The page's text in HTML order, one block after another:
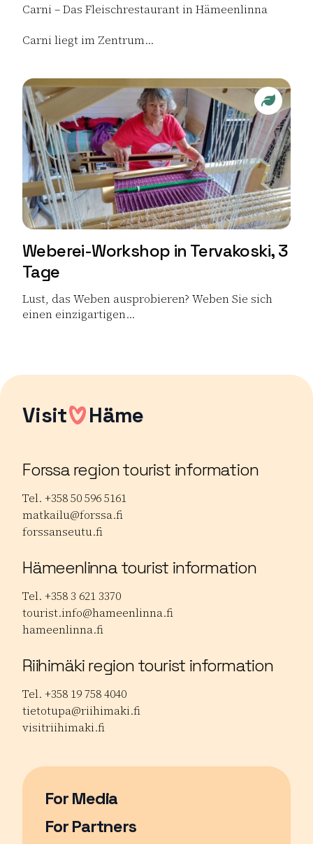
Carni – Das Fleischrestaurant in Hämeenlinna
Carni liegt im Zentrum...
Weberei-Workshop in Tervakoski, 3
Tage
Lust, das Weben ausprobieren? Weben Sie sich
einen einzigartigen...
Visit Häme
Forssa region tourist information
Tel. +358 50 596 5161
matkailu@forssa.fi
forssanseutu.fi
Hämeenlinna tourist information
Tel. +358 3 621 3370
tourist.info@hameenlinna.fi
hameenlinna.fi
Riihimäki region tourist information
Tel. +358 19 758 4040
tietotupa@riihimaki.fi
visitriihimaki.fi
For Media
For Partners